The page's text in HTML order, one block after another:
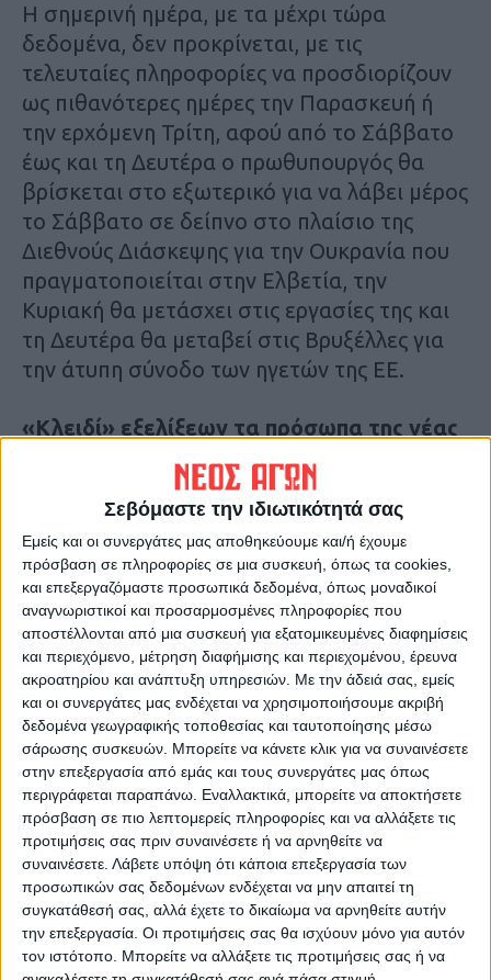
Σεβόμαστε την ιδιωτικότητά σας
Εμείς και οι συνεργάτες μας αποθηκεύουμε και/ή έχουμε
πρόσβαση σε πληροφορίες σε μια συσκευή, όπως τα cookies,
και επεξεργαζόμαστε προσωπικά δεδομένα, όπως μοναδικοί
αναγνωριστικοί και προσαρμοσμένες πληροφορίες που
αποστέλλονται από μια συσκευή για εξατομικευμένες διαφημίσεις
και περιεχόμενο, μέτρηση διαφήμισης και περιεχομένου, έρευνα
ακροατηρίου και ανάπτυξη υπηρεσιών. Με την άδειά σας, εμείς
και οι συνεργάτες μας ενδέχεται να χρησιμοποιήσουμε ακριβή
δεδομένα γεωγραφικής τοποθεσίας και ταυτοποίησης μέσω
σάρωσης συσκευών. Μπορείτε να κάνετε κλικ για να συναινέσετε
στην επεξεργασία από εμάς και τους συνεργάτες μας όπως
περιγράφεται παραπάνω. Εναλλακτικά, μπορείτε να αποκτήσετε
πρόσβαση σε πιο λεπτομερείς πληροφορίες και να αλλάξετε τις
προτιμήσεις σας πριν συναινέσετε ή να αρνηθείτε να
συναινέσετε. Λάβετε υπόψη ότι κάποια επεξεργασία των
προσωπικών σας δεδομένων ενδέχεται να μην απαιτεί τη
συγκατάθεσή σας, αλλά έχετε το δικαίωμα να αρνηθείτε αυτήν
την επεξεργασία. Οι προτιμήσεις σας θα ισχύουν μόνο για αυτόν
τον ιστότοπο. Μπορείτε να αλλάξετε τις προτιμήσεις σας ή να
Η σημερινή ημέρα, με τα μέχρι τώρα
δεδομένα, δεν προκρίνεται, με τις
τελευταίες πληροφορίες να προσδιορίζουν
ως πιθανότερες ημέρες την Παρασκευή ή
την ερχόμενη Τρίτη, αφού από το Σάββατο
έως και τη Δευτέρα ο πρωθυπουργός θα
βρίσκεται στο εξωτερικό για να λάβει μέρος
το Σάββατο σε δείπνο στο πλαίσιο της
Διεθνούς Διάσκεψης για την Ουκρανία που
πραγματοποιείται στην Ελβετία, την
Κυριακή θα μετάσχει στις εργασίες της και
τη Δευτέρα θα μεταβεί στις Βρυξέλλες για
την άτυπη σύνοδο των ηγετών της ΕΕ.
«Κλειδί» εξελίξεων τα πρόσωπα της νέας
σύνθεσης στο Μαξίμου
Κλειδί για τις εξελίξεις είναι τα πρόσωπα
που θα ενισχύσουν τη σύνθεση του
Μεγάρου Μαξίμου. Ο κ. Μητσοτάκης,
σύμφωνα με πληροφορίες, έχει συζητήσει
με στελέχη που εκτιμά ότι θα μπορούσαν να
προσφέρουν στον πυρήνα του
κυβερνητικού σχήματος, και μόλις
καταλήξει στους ρόλους και στις θέσεις
αυτές είναι θέμα χρόνου οι συνολικές
ανακοινώσεις, διότι δεν αποκλείεται να
προκληθούν καραμπόλες στα υπουργεία. Ως
τώρα δεν προκύπτει ότι θα αποχωρήσει
κάποιος από τους συνεργάτες του
πρωθυπουργού από το Μέγαρο Μαξίμου.
Από εκεί και πέρα, με βάση τις
προτεραιότητες που έθεσε στη δήλωσή του